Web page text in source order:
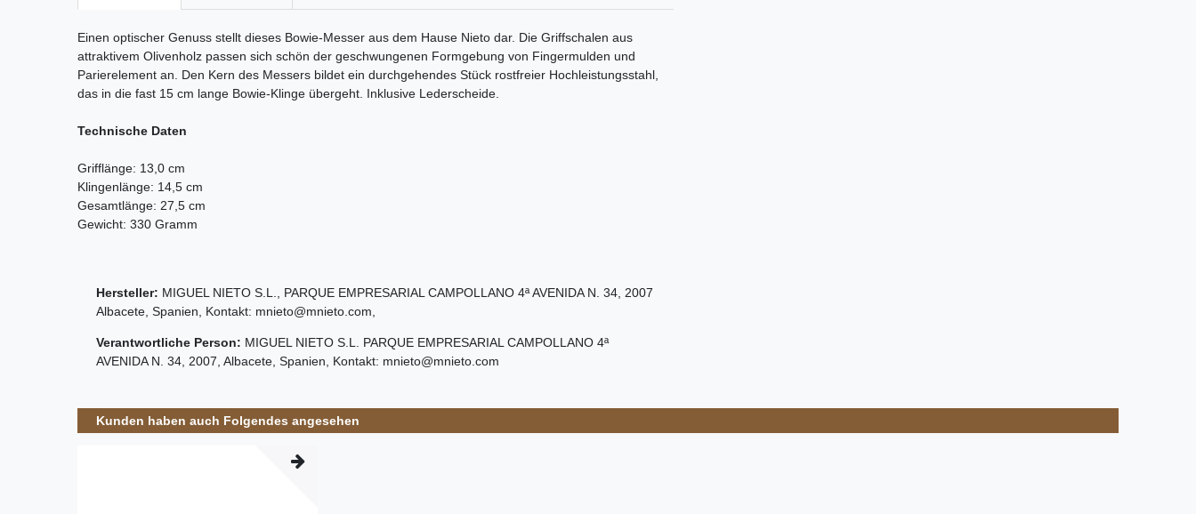
Einen optischer Genuss stellt dieses Bowie-Messer aus dem Hause Nieto dar. Die Griffschalen aus
attraktivem Olivenholz passen sich schön der geschwungenen Formgebung von Fingermulden und
Parierelement an. Den Kern des Messers bildet ein durchgehendes Stück rostfreier Hochleistungsstahl,
das in die fast 15 cm lange Bowie-Klinge übergeht. Inklusive Lederscheide.
Technische Daten
Grifflänge: 13,0 cm
Klingenlänge: 14,5 cm
Gesamtlänge: 27,5 cm
Gewicht: 330 Gramm
Hersteller: MIGUEL NIETO S.L. PARQUE EMPRESARIAL CAMPOLLANO 4ª AVENIDA N. 34 2007
Albacete Spanien , Kontakt: mnieto@mnieto.com
Verantwortliche Person: MIGUEL NIETO S.L.
PARQUE EMPRESARIAL CAMPOLLANO 4ª
AVENIDA N. 34 2007 Albacete Spanien , Kontakt: mnieto@mnieto.com
Kunden haben auch Folgendes angesehen